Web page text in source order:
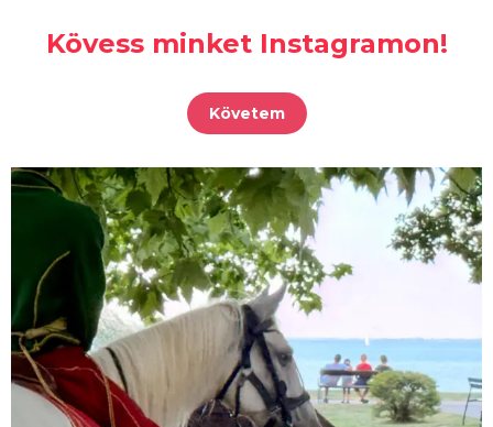
Kövess minket Instagramon!
Követem